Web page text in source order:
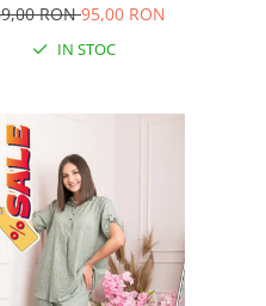
RON95,00 RON
IN STOC